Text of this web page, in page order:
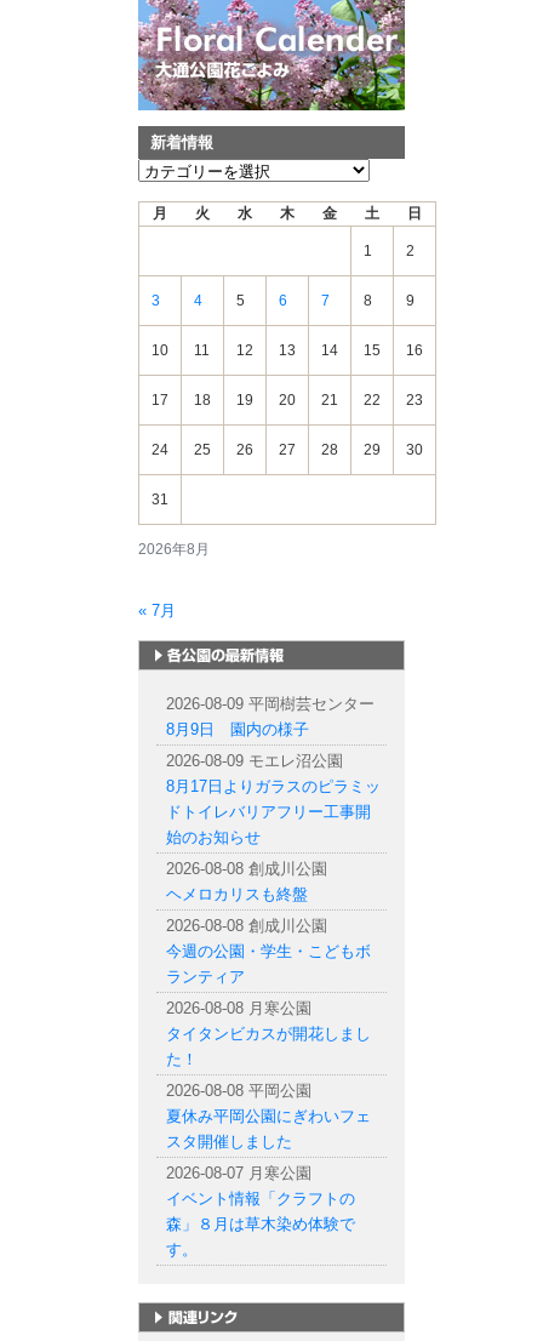
新着情報
新
2026年8月
月 火 水 木 金 土 日
1 2
3 4 5 6 7 8 9
10 11 12 13 14 15 16
17 18 19 20 21 22 23
24 25 26 27 28 29 30
31
« 7月
2026-08-09 平岡樹芸センター
8月9日 園内の様子
2026-08-09 モエレ沼公園
8月17日よりガラスのピラミッ
ドトイレバリアフリー工事開
始のお知らせ
2026-08-08 創成川公園
ヘメロカリスも終盤
2026-08-08 創成川公園
今週の公園・学生・こどもボ
ランティア
2026-08-08 月寒公園
タイタンビカスが開花しまし
た！
2026-08-08 平岡公園
夏休み平岡公園にぎわいフェ
スタ開催しました
2026-08-07 月寒公園
イベント情報「クラフトの
森」８月は草木染め体験で
す。